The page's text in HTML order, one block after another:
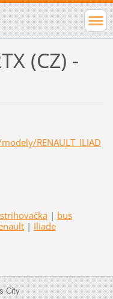
(CZ) -
RENAULT_ILIAD
| bus
| Iliade
City